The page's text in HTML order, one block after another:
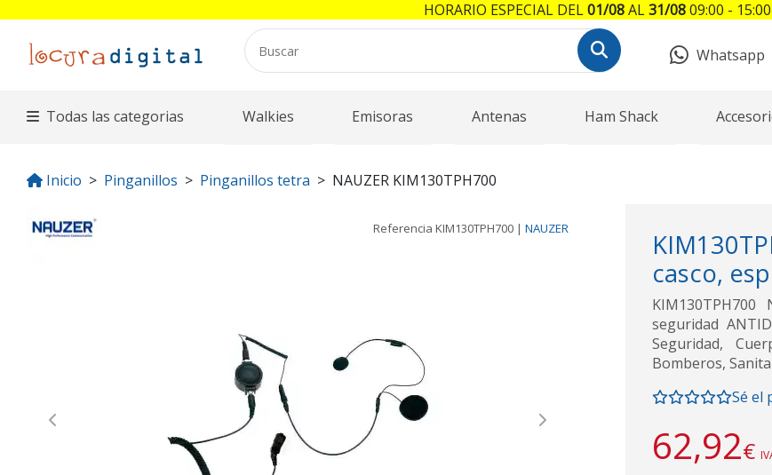
Whatsapp
Todas las categorias Walkies Emisoras Antenas Ham Shack
Inicio Pinganillos Pinganillos tetra NAUZER KIM130TPH700
Referencia KIM130TPH700 | NAUZER
Previous Next
casco,
KIM130TPH700
seguridad
Seguridad,
Bomberos,
Sé el
62,92€
HORARIO ESPECIAL DEL01/08AL31/0809:00 - 15:00